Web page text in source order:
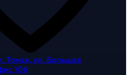
Томск, ул. Большая
106